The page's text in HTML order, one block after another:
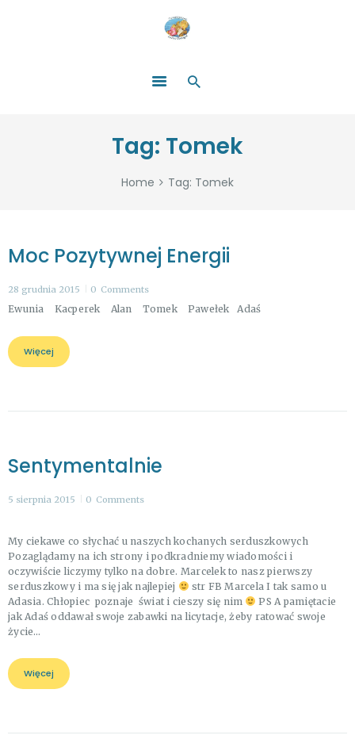
Tag: Tomek
Home Tag: Tomek
ZOSTAŃ DARCZYŃCĄ!
WYDARZENIA
PARTNERZY
Moc Pozytywnej Energii
28 grudnia 2015 0 Comments
Ewunia Kacperek Alan Tomek Pawełek Adaś
Więcej
Sentymentalnie
5 sierpnia 2015 0 Comments
My ciekawe co słychać u naszych kochanych serduszkowych
Pozaglądamy na ich strony i podkradniemy wiadomości i
oczywiście liczymy tylko na dobre. Marcelek to nasz pierwszy
serduszkowy i ma się jak najlepiej
str FB Marcela I tak samo u
Adasia. Chłopiec poznaje świat i cieszy się nim
PS A pamiętacie
jak Adaś oddawał swoje zabawki na licytacje, żeby ratować swoje
życie…
Więcej